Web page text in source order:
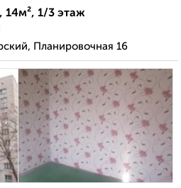
14м², 1/3 этаж
Планировочная 16